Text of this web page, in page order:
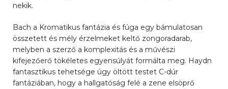
nekik.
Bach a Kromatikus fantázia és fúga egy bámulatosan
összetett és mély érzelmeket keltő zongoradarab,
melyben a szerző a komplexitás és a művészi
kifejezőerő tökéletes egyensúlyát formálta meg. Haydn
fantasztikus tehetsége úgy öltött testet C-dúr
fantáziában, hogy a hallgatóság felé a zene elsöprő